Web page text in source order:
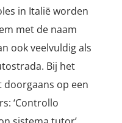
in Italië worden
met de naam
ook veelvuldig als
Bij het
doorgaans op een
‘Controllo